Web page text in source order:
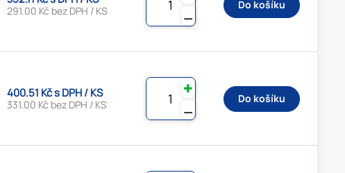
291.00 Kč bez DPH / KS ⚊
Do košíku
400.51 Kč s DPH / KS
331.00 Kč bez DPH / KS ⚊
✚
Do košíku